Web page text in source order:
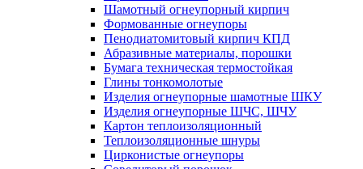
Шамотный огнеупорный кирпич
Формованные огнеупоры
Пенодиатомитовый кирпич КПД
Абразивные материалы, порошки
Бумага техническая термостойкая
Глины тонкомолотые
Изделия огнеупорные шамотные ШКУ
Изделия огнеупорные ШЧС, ШЧУ
Картон теплоизоляционный
Теплоизоляционные шнуры
Цирконистые огнеупоры